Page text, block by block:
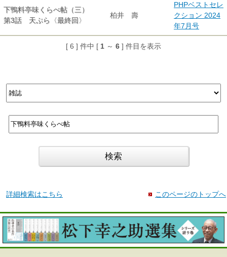
下鴨料亭味くらべ帖（三）
第3話 天ぷら〈最終回〉
柏井 壽
PHPベストセレ
クション 2024
年7月号
[ 6 ] 件中 [ 1 ～ 6 ] 件目を表示
詳細検索はこちら このページのトップへ